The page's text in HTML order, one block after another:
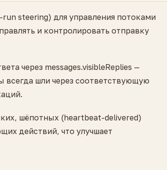
steering) для управления потоками
и контролировать отправку
через messages.visibleReplies —
всегда шли через соответствующую
шёпотных (heartbeat-delivered)
действий, что улучшает